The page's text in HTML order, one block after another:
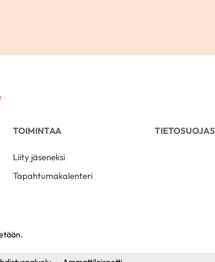
TOIMINTAA
Liity jäseneksi
Tapahtumakalenteri